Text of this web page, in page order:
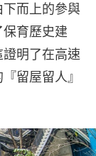
而上的參與
育歷史建
明了在高速
留屋留人』